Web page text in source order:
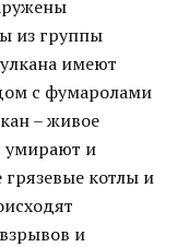
из группы
имеют
с фумаролами
– живое
умирают и
котлы и
и